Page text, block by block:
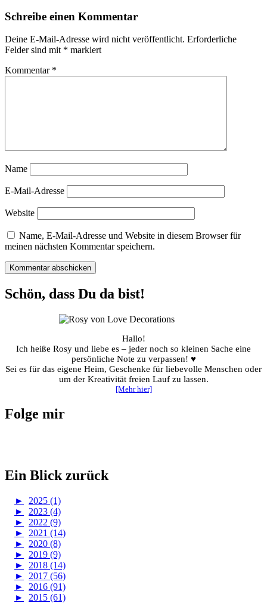
Schreibe einen Kommentar
Deine E-Mail-Adresse wird nicht veröffentlicht. Erforderliche
Felder sind mit * markiert
Kommentar *
Name
E-Mail-Adresse
Website
Name, E-Mail-Adresse und Website in diesem Browser für
meinen nächsten Kommentar speichern.
Schön, dass Du da bist!
Hallo!
Ich heiße Rosy und liebe es – jeder noch so kleinen Sache eine
persönliche Note zu verpassen! ♥
Sei es für das eigene Heim, Geschenke für liebevolle Menschen oder
um der Kreativität freien Lauf zu lassen.
[Mehr hier]
Folge mir
Ein Blick zurück
►
2025 (1)
►
2023 (4)
►
2022 (9)
►
2021 (14)
►
2020 (8)
►
2019 (9)
►
2018 (14)
►
2017 (56)
►
2016 (91)
►
2015 (61)